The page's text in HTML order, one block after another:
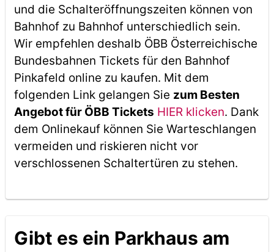
und die Schalteröffnungszeiten können von
Bahnhof zu Bahnhof unterschiedlich sein.
Wir empfehlen deshalb ÖBB Österreichische
Bundesbahnen Tickets für den Bahnhof
Pinkafeld online zu kaufen. Mit dem
folgenden Link gelangen Sie zum Besten
Angebot für ÖBB Tickets HIER klicken. Dank
dem Onlinekauf können Sie Warteschlangen
vermeiden und riskieren nicht vor
verschlossenen Schaltertüren zu stehen.
Gibt es ein Parkhaus am